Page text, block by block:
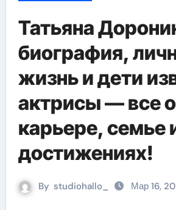
Татьяна
биография,
жизнь и дети
актрисы — все
карьере, семье
достижениях!
By studiohallo_ Мар 16,